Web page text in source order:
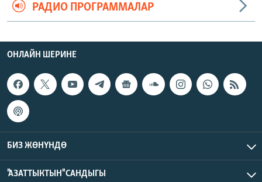
РАДИО ПРОГРАММАЛАР
ОНЛАЙН ШЕРИНЕ
БИЗ ЖӨНҮНДӨ
"АЗАТТЫКТЫН" САНДЫГЫ